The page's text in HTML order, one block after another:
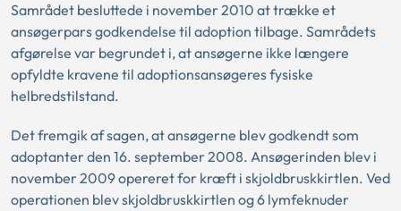
Samrådet besluttede i november 2010 at trække et
ansøgerpars godkendelse til adoption tilbage. Samrådets
afgørelse var begrundet i, at ansøgerne ikke længere
opfyldte kravene til adoptionsansøgeres fysiske
helbredstilstand.
Det fremgik af sagen, at ansøgerne blev godkendt som
adoptanter den 16. september 2008. Ansøgerinden blev i
november 2009 opereret for kræft i skjoldbruskkirtlen. Ved
operationen blev skjoldbruskkirtlen og 6 lymfeknuder